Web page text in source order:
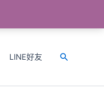
LINE好友
搜